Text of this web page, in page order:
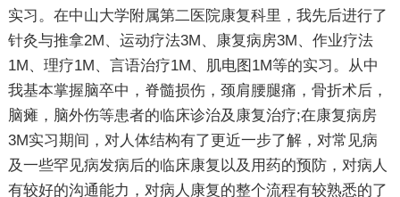
实习。在中山大学附属第二医院康复科里，我先后进行了
针灸与推拿2M、运动疗法3M、康复病房3M、作业疗法
1M、理疗1M、言语治疗1M、肌电图1M等的实习。从中
我基本掌握脑卒中，脊髓损伤，颈肩腰腿痛，骨折术后，
脑瘫，脑外伤等患者的临床诊治及康复治疗;在康复病房
3M实习期间，对人体结构有了更近一步了解，对常见病
及一些罕见病发病后的临床康复以及用药的预防，对病人
有较好的沟通能力，对病人康复的整个流程有较熟悉的了